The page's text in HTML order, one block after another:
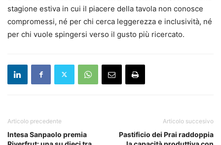
stagione estiva in cui il piacere della tavola non conosce
compromessi, né per chi cerca leggerezza e inclusività, né
per chi vuole spingersi verso il gusto più ricercato.
Articolo precedente
Intesa Sanpaolo premia
Articolo succesivo
Pastificio dei Prai raddoppia